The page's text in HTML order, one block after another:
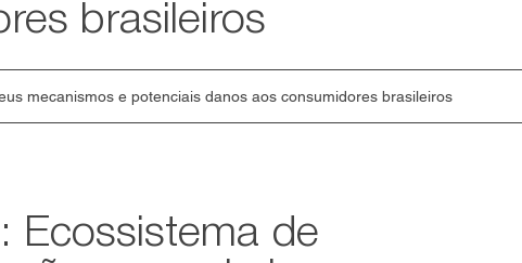
brasileiros
mecanismos e potenciais danos aos consumidores brasileiros
Ecossistema de